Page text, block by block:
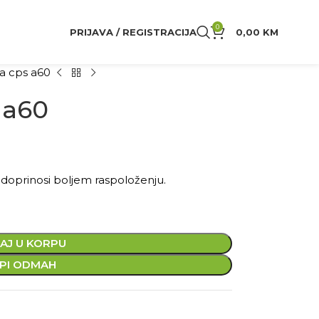
PRIJAVA / REGISTRACIJA 0 0,00 KM
cps a60
boljem raspoloženju.
U KORPU
ODMAH